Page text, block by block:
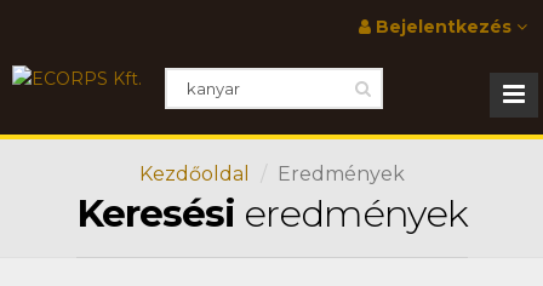
Bejelentkezés
Kezdőoldal Eredmények
Keresési eredmények